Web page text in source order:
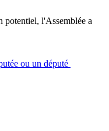
potentiel, l'Assemblée a
ou un député